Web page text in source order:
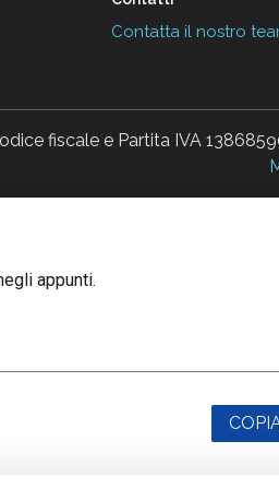
Contatta il nostro
fiscale e Partita IVA
appunti.